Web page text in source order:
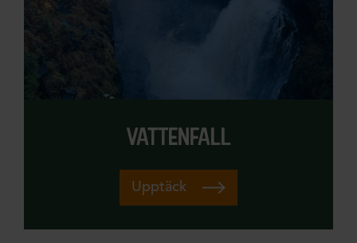
vattenfall
Upptäck